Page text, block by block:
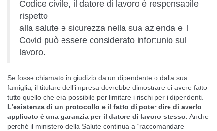
Codice civile, il datore di lavoro è responsabile
rispetto
alla salute e sicurezza nella sua azienda e il
Covid può essere considerato infortunio sul
lavoro.
Se fosse chiamato in giudizio da un dipendente o dalla sua
famiglia, il titolare dell’impresa dovrebbe dimostrare di avere fatto
tutto quello che era possibile per limitare i rischi per i dipendenti.
L’esistenza di un protocollo e il fatto di poter dire di averlo
applicato è una garanzia per il datore di lavoro stesso. Anche
perché il ministero della Salute continua a “raccomandare